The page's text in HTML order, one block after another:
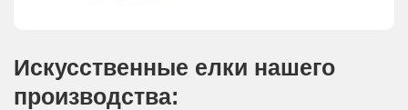
Искусственные елки нашего
производства: